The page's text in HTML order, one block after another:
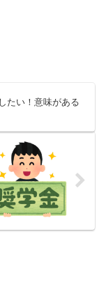
たい！意味がある